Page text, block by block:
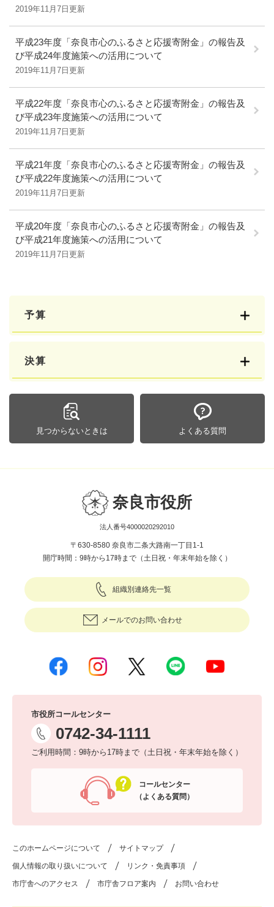
2019年11月7日更新
平成23年度「奈良市心のふるさと応援寄附金」の報告及
び平成24年度施策への活用について
2019年11月7日更新
平成22年度「奈良市心のふるさと応援寄附金」の報告及
び平成23年度施策への活用について
2019年11月7日更新
平成21年度「奈良市心のふるさと応援寄附金」の報告及
び平成22年度施策への活用について
2019年11月7日更新
平成20年度「奈良市心のふるさと応援寄附金」の報告及
び平成21年度施策への活用について
2019年11月7日更新
予算
決算
見つからないときは よくある質問
奈良市役所
法人番号4000020292010
〒630-8580 奈良市二条大路南一丁目1-1
開庁時間：9時から17時まで（土日祝・年末年始を除く）
組織別連絡先一覧
メールでのお問い合わせ
市役所コールセンター
0742-34-1111
ご利用時間：9時から17時まで（土日祝・年末年始を除く）
コールセンター
（よくある質問）
このホームページについて サイトマップ
個人情報の取り扱いについて リンク・免責事項
市庁舎へのアクセス 市庁舎フロア案内 お問い合わせ